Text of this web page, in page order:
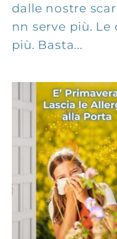
dalle nostre
nn serve più.
più. Basta...